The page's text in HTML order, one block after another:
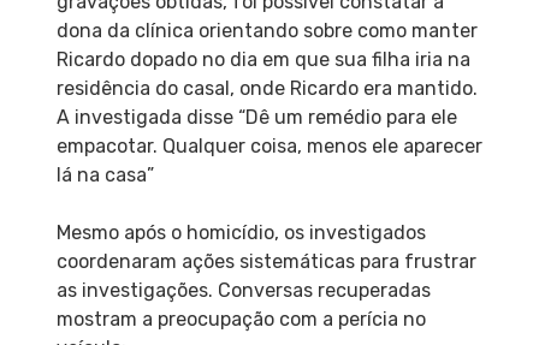
dona da clínica orientando sobre como manter
Ricardo dopado no dia em que sua filha iria na
residência do casal, onde Ricardo era mantido.
A investigada disse “Dê um remédio para ele
empacotar. Qualquer coisa, menos ele aparecer
lá na casa”
Mesmo após o homicídio, os investigados
coordenaram ações sistemáticas para frustrar
as investigações. Conversas recuperadas
mostram a preocupação com a perícia no